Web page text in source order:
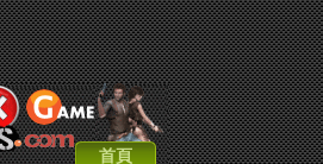
首頁